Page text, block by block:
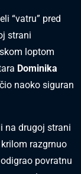
“vatru” pred
strani
loptom
Dominika
naoko siguran
na drugoj strani
razgrnuo
povratnu